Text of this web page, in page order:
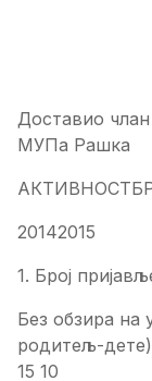
Доставио
МУПа Рашка
20142015
1. Број
Без обзира на
родитељ-
15 10